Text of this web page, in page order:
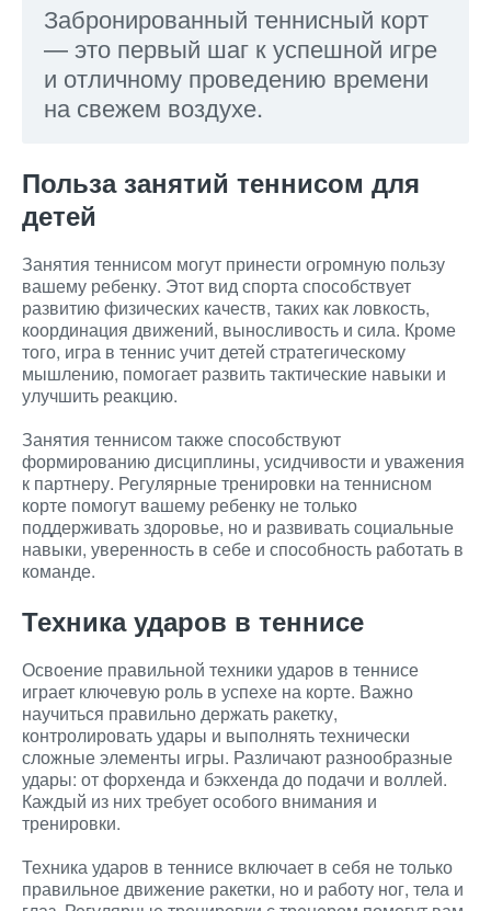
Забронированный теннисный корт
— это первый шаг к успешной игре
и отличному проведению времени
на свежем воздухе.
Польза занятий теннисом для
детей
Занятия теннисом могут принести огромную пользу
вашему ребенку. Этот вид спорта способствует
развитию физических качеств, таких как ловкость,
координация движений, выносливость и сила. Кроме
того, игра в теннис учит детей стратегическому
мышлению, помогает развить тактические навыки и
улучшить реакцию.
Занятия теннисом также способствуют
формированию дисциплины, усидчивости и уважения
к партнеру. Регулярные тренировки на теннисном
корте помогут вашему ребенку не только
поддерживать здоровье, но и развивать социальные
навыки, уверенность в себе и способность работать в
команде.
Техника ударов в теннисе
Освоение правильной техники ударов в теннисе
играет ключевую роль в успехе на корте. Важно
научиться правильно держать ракетку,
контролировать удары и выполнять технически
сложные элементы игры. Различают разнообразные
удары: от форхенда и бэкхенда до подачи и воллей.
Каждый из них требует особого внимания и
тренировки.
Техника ударов в теннисе включает в себя не только
правильное движение ракетки, но и работу ног, тела и